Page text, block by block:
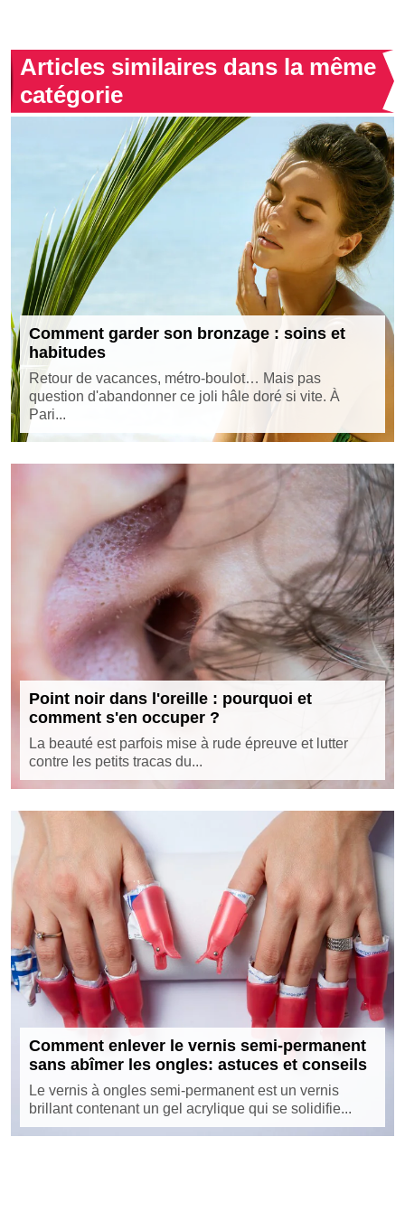
Articles similaires dans la même
catégorie
Comment garder son bronzage : soins et
habitudes
Retour de vacances, métro-boulot… Mais pas
question d'abandonner ce joli hâle doré si vite. À
Pari...
Point noir dans l'oreille : pourquoi et
comment s'en occuper ?
La beauté est parfois mise à rude épreuve et lutter
contre les petits tracas du...
Comment enlever le vernis semi-permanent
sans abîmer les ongles: astuces et conseils
Le vernis à ongles semi-permanent est un vernis
brillant contenant un gel acrylique qui se solidifie...